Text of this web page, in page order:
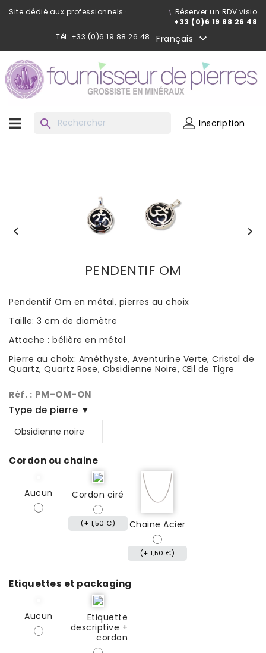
Site dédié aux professionnels ·
Réserver un RDV visio
+33 (0)6 19 88 26 48
Tél: +33 (0)6 19 88 26 48
Français 
search Inscription
 
PENDENTIF OM
Pendentif Om en métal, pierres au choix
Taille: 3 cm de diamètre
Attache : bélière en métal
Pierre au choix: Améthyste, Aventurine Verte, Cristal de
Quartz, Quartz Rose, Obsidienne Noire, Œil de Tigre
Réf. : PM-OM-ON
Type de pierre ▼
Cordon ou chaine
Aucun Cordon ciré
(+ 1,50 €) Chaine Acier
(+ 1,50 €)
Etiquettes et packaging
Aucun
Etiquette
descriptive +
cordon